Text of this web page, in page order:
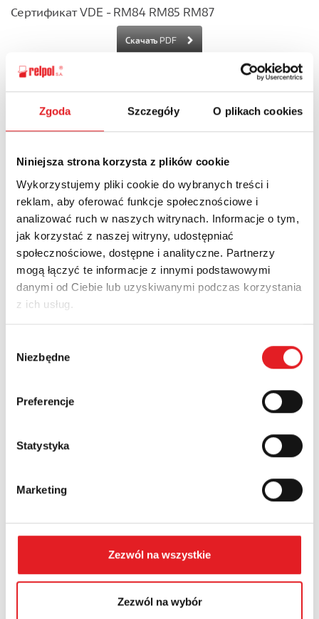
Zgoda Szczegóły O plikach cookies
Niniejsza strona korzysta z plików cookie
Wykorzystujemy pliki cookie do wybranych treści i
reklam, aby oferować funkcje społecznościowe i
analizować ruch w naszych witrynach. Informacje o tym,
jak korzystać z naszej witryny, udostępniać
społecznościowe, dostępne i analityczne. Partnerzy
mogą łączyć te informacje z innymi podstawowymi
danymi od Ciebie lub uzyskiwanymi podczas korzystania
z ich usług.
zgody
Niezbędne
Preferencje
Statystyka
Marketing
Zezwól na wszystkie
Zezwól na wybór
Сертификат VDE - RM84 RM85 RM87
Скачать PDF
Сертификат VDE - R2N, R3N, R4N
Скачать PDF
Certificate VDE - Relays R15
Скачать PDF
Certificate VDE - Relays RM83
Certificate VDE - RM12N
Скачать PDF